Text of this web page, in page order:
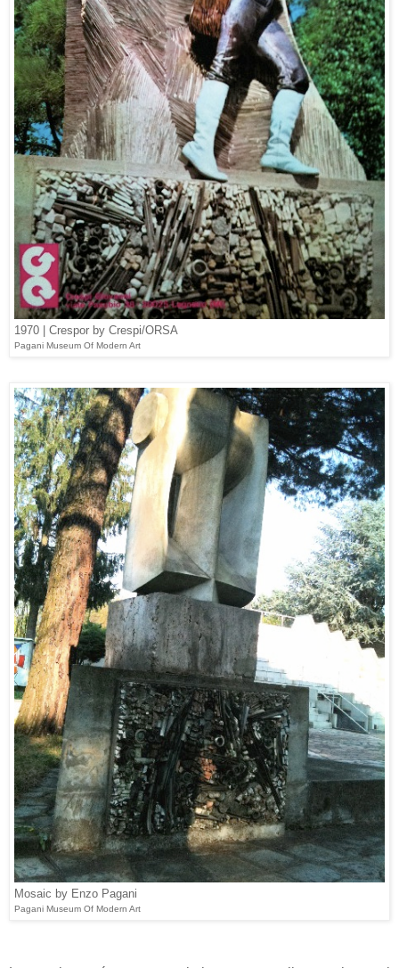
1970 | Crespor by Crespi/ORSA
Pagani Museum Of Modern Art
Mosaic by Enzo Pagani
Pagani Museum Of Modern Art